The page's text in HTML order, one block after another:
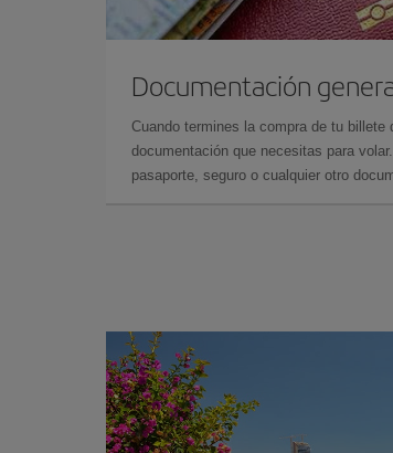
Documentación
Cuando termines la compra de tu billete
documentación que necesitas para
pasaporte, seguro o cualquier otro